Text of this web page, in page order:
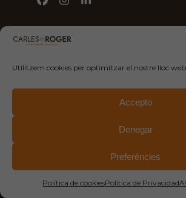
Utilitzem cookies per optimitzar el nostre lloc web
Accepto
Denegar
Preferències
Política de cookiesPolítica de Privacidad
Facebook
Instagram
LinkedIn
Camí de la Geganta 1,